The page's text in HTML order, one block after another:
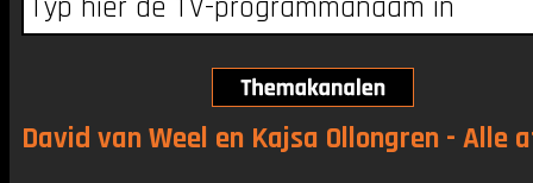
David van Weel en Kajsa Ollongren - Alle